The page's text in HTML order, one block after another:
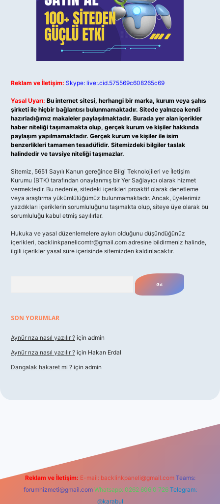
Reklam ve İletişim: Skype: live:.cid.575569c608265c69
Yasal Uyarı: Bu internet sitesi, herhangi bir marka, kurum veya şahıs
şirketi ile hiçbir bağlantısı bulunmamaktadır. Sitede yalnızca kendi
hazırladığımız makaleler paylaşılmaktadır. Burada yer alan içerikler
haber niteliği taşımamakta olup, gerçek kurum ve kişiler hakkında
paylaşım yapılmamaktadır. Gerçek kurum ve kişiler ile isim
benzerlikleri tamamen tesadüfidir. Sitemizdeki bilgiler taslak
halindedir ve tavsiye niteliği taşımazlar.
Sitemiz, 5651 Sayılı Kanun gereğince Bilgi Teknolojileri ve İletişim
Kurumu (BTK) tarafından onaylanmış bir Yer Sağlayıcı olarak hizmet
vermektedir. Bu nedenle, sitedeki içerikleri proaktif olarak denetleme
veya araştırma yükümlülüğümüz bulunmamaktadır. Ancak, üyelerimiz
yazdıkları içeriklerin sorumluluğunu taşımakta olup, siteye üye olarak bu
sorumluluğu kabul etmiş sayılırlar.
Hukuka ve yasal düzenlemelere aykırı olduğunu düşündüğünüz
içerikleri, backlinkpanelicomtr@gmail.com adresine bildirmeniz halinde,
ilgili içerikler yasal süre içerisinde sitemizden kaldırılacaktır.
SON YORUMLAR
Aynür rıza nasıl yazılır ? için admin
Aynür rıza nasıl yazılır ? için Hakan Erdal
Dangalak hakaret mi ? için admin
Reklam ve İletişim: E-mail: backlinkpaneli@gmail.com Teams:
forumhizmeti@gmail.com Whatsapp: 0262 606 0 726 Telegram:
@karabul